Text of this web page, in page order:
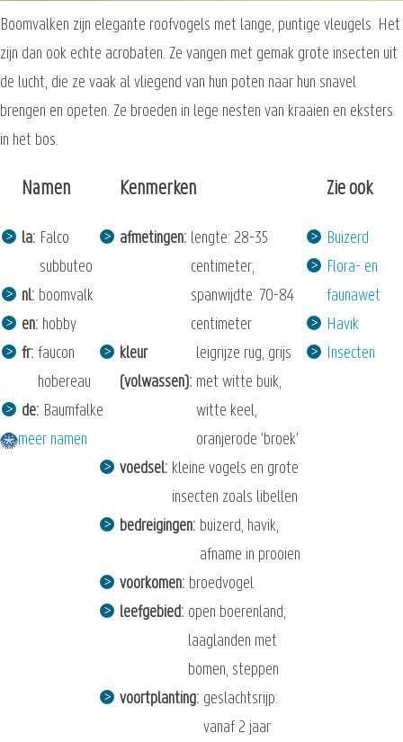
Boomvalken zijn elegante roofvogels met lange, puntige vleugels. Het
zijn dan ook echte acrobaten. Ze vangen met gemak grote insecten uit
de lucht, die ze vaak al vliegend van hun poten naar hun snavel
brengen en opeten. Ze broeden in lege nesten van kraaien en eksters
in het bos.
Namen
la Falco
subbuteo
nl boomvalk
en hobby
fr faucon
hobereau
de Baumfalke
meer namen
Kenmerken
afmetingen lengte: 28-35
centimeter;
spanwijdte: 70-84
centimeter
kleur
(volwassen)
leigrijze rug, grijs
met witte buik,
witte keel,
oranjerode 'broek'
voedsel kleine vogels en grote
insecten zoals libellen
bedreigingen buizerd, havik;
afname in prooien
voorkomen broedvogel
leefgebied open boerenland;
laaglanden met
bomen, steppen
voortplanting geslachtsrijp:
vanaf 2 jaar
Zie ook
Buizerd
Flora- en
faunawet
Havik
Insecten